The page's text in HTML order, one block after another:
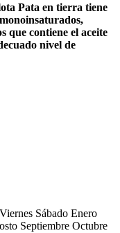
Pata en tierra tiene
que contiene el aceite
nivel de
Sábado Enero
Septiembre Octubre